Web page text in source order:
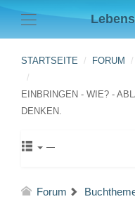
STARTSEITE FORUM
EINBRINGEN - WIE? -
DENKEN.
Forum